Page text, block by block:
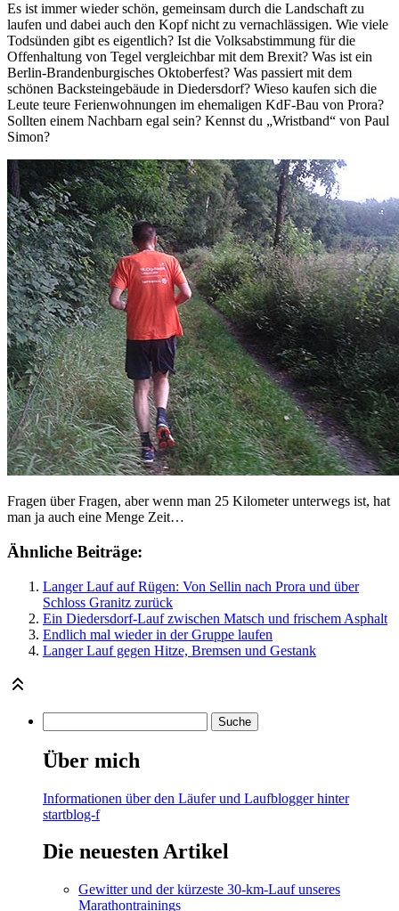
Es ist immer wieder schön, gemeinsam durch die Landschaft zu
laufen und dabei auch den Kopf nicht zu vernachlässigen. Wie viele
Todsünden gibt es eigentlich? Ist die Volksabstimmung für die
Offenhaltung von Tegel vergleichbar mit dem Brexit? Was ist ein
Berlin-Brandenburgisches Oktoberfest? Was passiert mit dem
schönen Backsteingebäude in Diedersdorf? Wieso kaufen sich die
Leute teure Ferienwohnungen im ehemaligen KdF-Bau von Prora?
Sollten einem Nachbarn egal sein? Kennst du „Wristband“ von Paul
Simon?
Fragen über Fragen, aber wenn man 25 Kilometer unterwegs ist, hat
man ja auch eine Menge Zeit…
Ähnliche Beiträge:
Langer Lauf auf Rügen: Von Sellin nach Prora und über
Schloss Granitz zurück
Ein Diedersdorf-Lauf zwischen Matsch und frischem Asphalt
Endlich mal wieder in der Gruppe laufen
Langer Lauf gegen Hitze, Bremsen und Gestank
Über mich
Informationen über den Läufer und Laufblogger hinter
startblog-f
Die neuesten Artikel
Gewitter und der kürzeste 30-km-Lauf unseres
Marathontrainings